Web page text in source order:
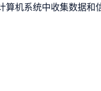
算机系统中收集数据和